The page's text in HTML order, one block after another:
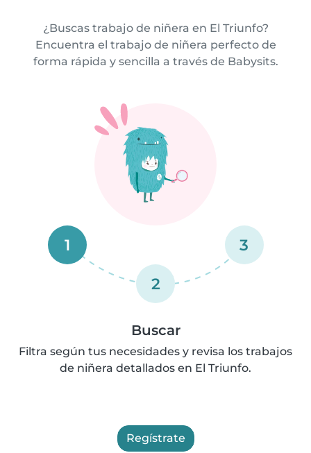
¿Buscas trabajo de niñera en El Triunfo?
Encuentra el trabajo de niñera perfecto de
forma rápida y sencilla a través de Babysits.
1
2
3
Buscar
Filtra según tus necesidades y revisa los trabajos
de niñera detallados en El Triunfo.
Regístrate